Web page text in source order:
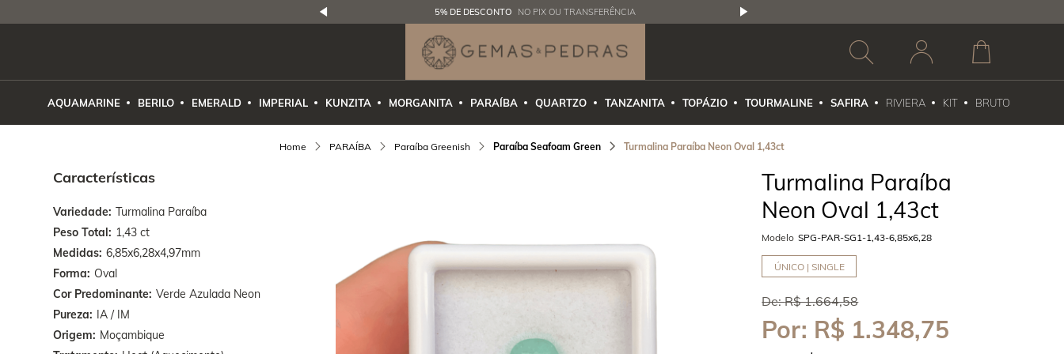
5% DE DESCONTO NO PIX OU TRANSFERÊNCIA
AQUAMARINE BERILO EMERALD IMPERIAL KUNZITA MORGANITA PARAÍBA QUARTZO TANZANITA TOPÁZIO TOURMALINE SAFIRA RIVIERA KIT BRUTO
PARAÍBA Paraíba Greenish Paraíba Seafoam Green Turmalina Paraíba Neon Oval 1,43ct
Características
Variedade Turmalina Paraíba
Peso Total 1,43 ct
Medidas 6,85x6,28x4,97mm
Forma Oval
Cor Predominante Verde Azulada Neon
Pureza IA / IM
Origem Moçambique
Turmalina Paraíba
Neon Oval 1,43ct
Modelo SPG-PAR-SG1-1,43-6,85x6,28
ÚNICO | SINGLE
De:R$ 1.664,58
Por: R$ 1.348,75